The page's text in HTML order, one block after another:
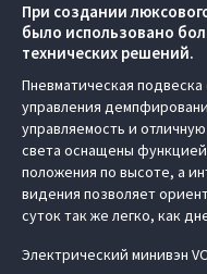
При создании
было использовано
технических решений.
Пневматическая
управления
управляемость и
света оснащены
положения по высоте, а
видения позволяет
суток так же легко, как
Электрический минивэн